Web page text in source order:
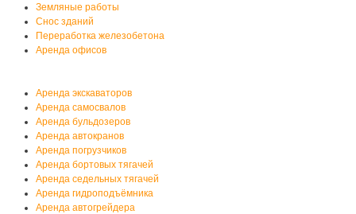
Земляные работы
Снос зданий
Переработка железобетона
Аренда офисов
Аренда экскаваторов
Аренда самосвалов
Аренда бульдозеров
Аренда автокранов
Аренда погрузчиков
Аренда бортовых тягачей
Аренда седельных тягачей
Аренда гидроподъёмника
Аренда автогрейдера